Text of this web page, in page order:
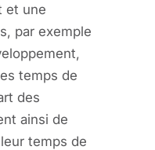
et une
par exemple
temps de
des
ainsi de
temps de